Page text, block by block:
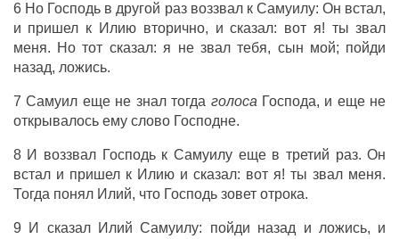
6 Но Господь в другой раз воззвалк Самуилу:Он встал,
и пришел к Илию вторично, исказал: вот я! тызвал
меня. Но тот сказал: я не звалтебя, сын мой; пойди
назад, ложись.
7Самуил еще не зналтогда голоса Господа, и еще не
открывалосьему слово Господне.
8 И воззвал Господьк Самуилу ещев третий раз. Он
встали пришелк Илиюисказал: вот я! тызвал меня.
Тогда понял Илий, что Господь зовет отрока.
9 И сказал Илий Самуилу: пойди назад и ложись, и